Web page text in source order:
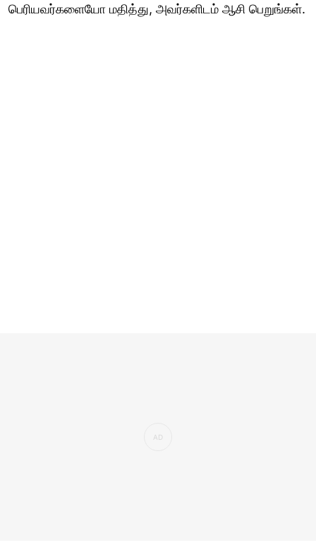
பெரியவர்களையோ மதித்து, அவர்களிடம் ஆசி பெறுங்கள்.